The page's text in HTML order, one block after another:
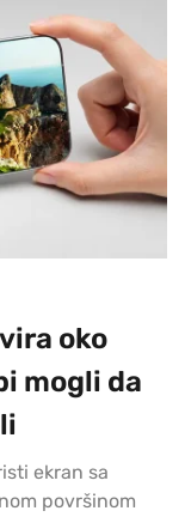
oko
mogli da
ekran sa
površinom